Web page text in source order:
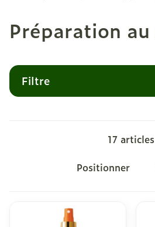
Préparation
Filtre
17 articles
Trier par: